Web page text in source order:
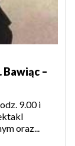
–
9.00 i
oraz...